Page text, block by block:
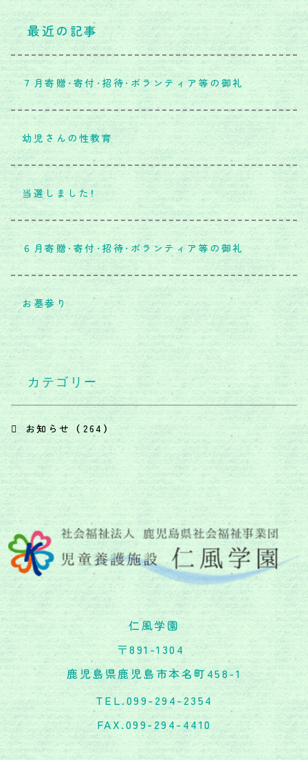
最近の記事
７月寄贈・寄付・招待・ボランティア等の御礼
幼児さんの性教育
当選しました！
６月寄贈・寄付・招待・ボランティア等の御礼
お墓参り
カテゴリー
お知らせ （264）
仁風学園
〒891-1304
鹿児島県鹿児島市本名町458-1
TEL.099-294-2354
FAX.099-294-4410